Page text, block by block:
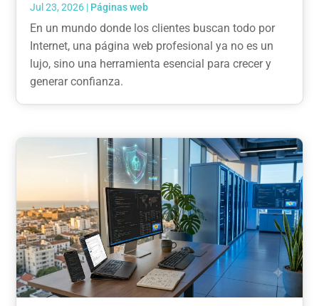
Jul 23, 2026 | Páginas web
En un mundo donde los clientes buscan todo por
Internet, una página web profesional ya no es un
lujo, sino una herramienta esencial para crecer y
generar confianza.